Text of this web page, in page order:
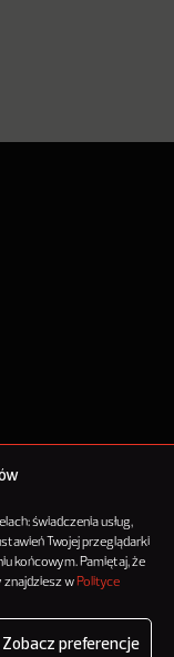
świadczenia usług,
Twojej przeglądarki
końcowym. Pamiętaj, że
znajdziesz w Polityce
Zobacz preferencje